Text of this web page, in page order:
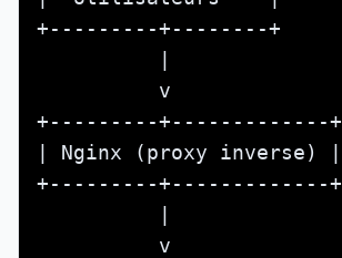
+---------+--------+
          v
+---------+-------------+
| Nginx (proxy inverse) |
+---------+-------------+
          v